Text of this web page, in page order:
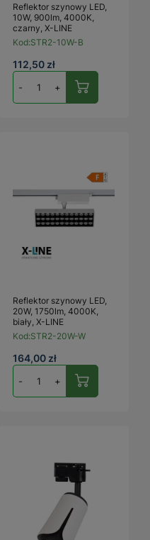
Reflektor szynowy LED,
10W, 900lm, 4000K,
czarny, X-LINE
Kod:STR2-10W-B
112,50 zł
- +
Reflektor szynowy LED,
20W, 1750lm, 4000K,
biały, X-LINE
Kod:STR2-20W-W
164,00 zł
- +